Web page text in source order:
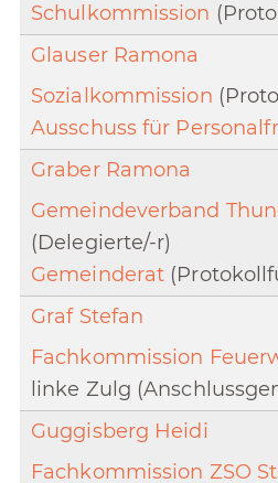
Schulkommission
Glauser Ramona
Sozialkommission
Ausschuss für
Graber Ramona
Gemeindeverband
(Delegierte/-r)
Gemeinderat
Graf Stefan
Fachkommission
linke Zulg
Guggisberg Heidi
Fachkommission ZSO